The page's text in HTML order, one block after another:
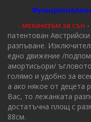
- механизъм за сън
патентован
разпъване.
едно движение /
амортисьори/
голямо и удобно за
а ако някое от децета
Вас, то лежанката
достатъчна площ с
88см.